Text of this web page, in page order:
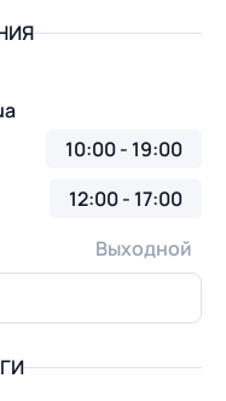
10:00 - 19:00
12:00 - 17:00
Выходной